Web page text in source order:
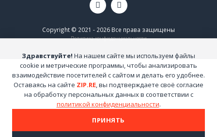
Copyright © 2021 - 2026 Все права защищены
Политика конфиденциальности
Здравствуйте! На нашем сайте мы используем файлы
cookie и метрические программы, чтобы анализировать
взаимодействие посетителей с сайтом и делать его удобнее.
Оставаясь на сайте ZIP.RE, вы подтверждаете своё согласие
на обработку персональных данных в соответствии с
политикой конфиденциальности.
ПРИНЯТЬ